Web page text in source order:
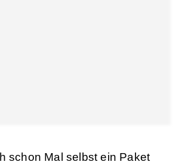
schon Mal selbst ein Paket